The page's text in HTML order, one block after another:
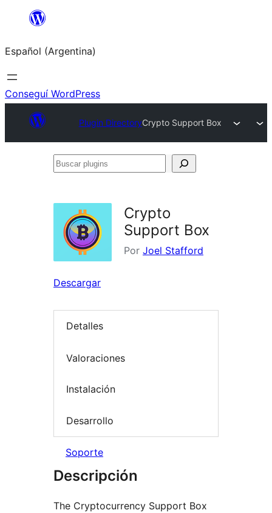
Saltar
contenido
Español (Argentina)
Conseguí WordPress
Plugin DirectoryCrypto Support Box
Buscar
Crypto
Support Box
Por Joel Stafford
Descargar
Detalles
Valoraciones
Instalación
Desarrollo
Soporte
Descripción
The Cryptocurrency Support Box